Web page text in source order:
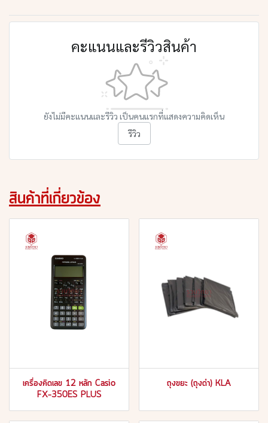
คะแนนและรีวิวสินค้า
ยังไม่มีคะแนนและรีวิว เป็นคนแรกที่แสดงความคิดเห็น
รีวิว
สินค้าที่เกี่ยวข้อง
เครื่องคิดเลข 12 หลัก Casio
FX-350ES PLUS
ถุงขยะ (ถุงดำ) KLA